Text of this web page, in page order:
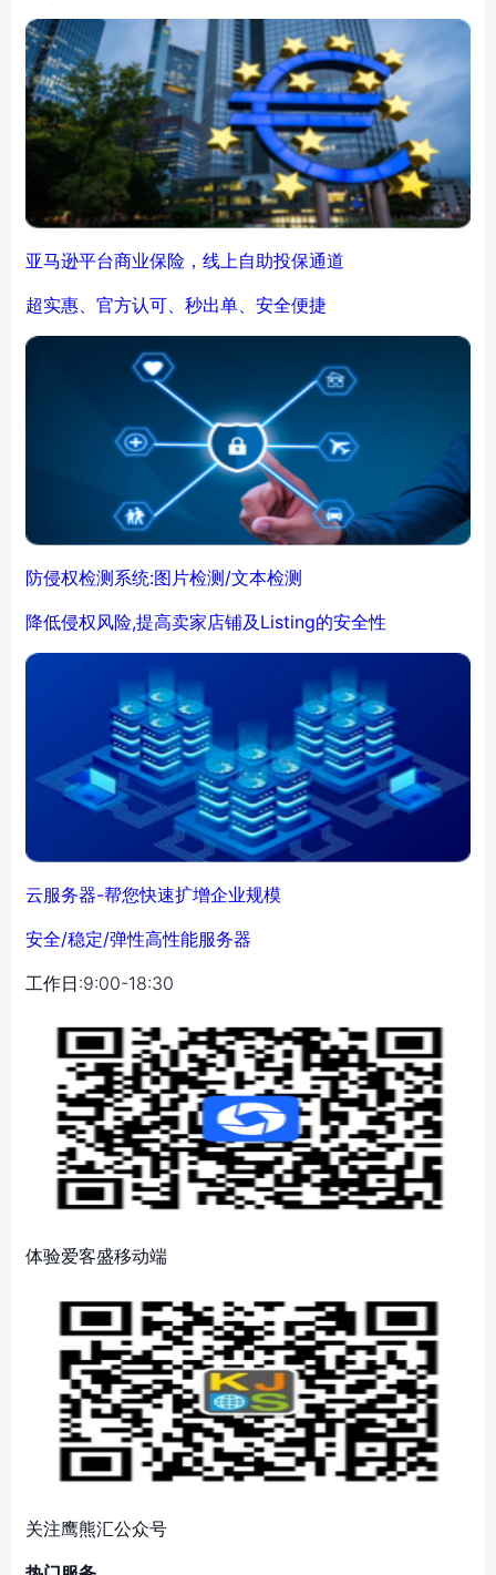
亚马逊平台商业保险，线上自助投保通道
超实惠、官方认可、秒出单、安全便捷
防侵权检测系统:图片检测/文本检测
降低侵权风险,提高卖家店铺及Listing的安全性
云服务器-帮您快速扩增企业规模
安全/稳定/弹性高性能服务器
工作日:9:00-18:30
体验爱客盛移动端
关注鹰熊汇公众号